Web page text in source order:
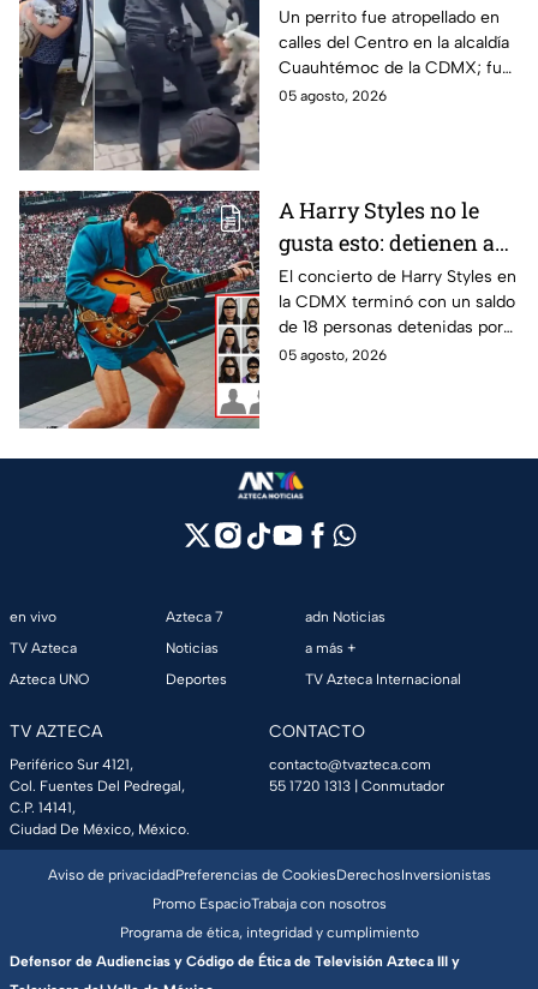
la alcaldía
Cuauhtémoc; policías
lo rescatan y entregan
a su dueña
Un perrito fue atropellado en
calles del Centro en la alcaldía
Cuauhtémoc de la CDMX; fue
rescatado y resguardado por
05 agosto, 2026
A Harry Styles no le
gusta esto: detienen a
18 tras concierto en
CDMX
El concierto de Harry Styles en
la CDMX terminó con un saldo
de 18 personas detenidas por
policías, quienes los esposaron
05 agosto, 2026
en vivo
TV Azteca
Azteca UNO
Azteca 7
Noticias
Deportes
adn Noticias
a más +
TV Azteca Internacional
TV AZTECA
Periférico Sur 4121,
Col. Fuentes Del Pedregal,
C.P. 14141,
Ciudad De México, México.
CONTACTO
contacto@tvazteca.com
55 1720 1313 | Conmutador
Aviso de privacidadPreferencias de CookiesDerechosInversionistas
Promo EspacioTrabaja con nosotros
Programa de ética, integridad y cumplimiento
Defensor de Audiencias y Código de Ética de Televisión Azteca III y